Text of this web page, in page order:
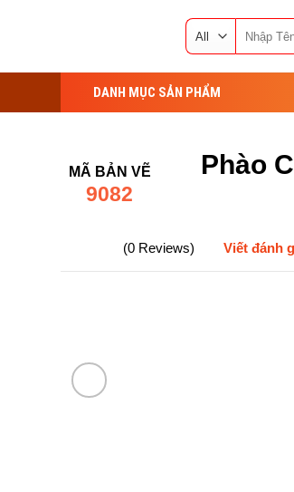
for:
DANH MỤC SẢN PHẨM
MÃ BẢN VẼ
9082
Phào
(0 Reviews) Viết đánh